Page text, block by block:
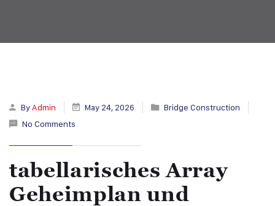
By Admin May 24, 2026
Bridge Construction
No Comments
tabellarisches Array
Geheimplan und